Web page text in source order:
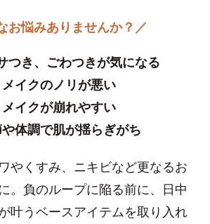
お悩みありませんか？／
つき、ごわつきが気になる
メイクのノリが悪い
メイクが崩れやすい
や体調で肌が揺らぎがち
やくすみ、ニキビなど更なるお
。負のループに陥る前に、日中
叶うベースアイテムを取り入れ